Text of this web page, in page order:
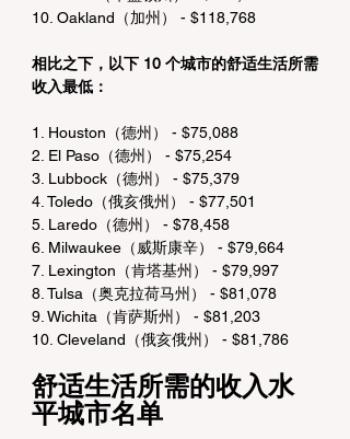
10. Oakland（加州） - $118,768
相比之下，以下 10 个城市的舒适生活所需
收入最低：
1. Houston（德州） - $75,088
2. El Paso（德州） - $75,254
3. Lubbock（德州） - $75,379
4. Toledo（俄亥俄州） - $77,501
5. Laredo（德州） - $78,458
6. Milwaukee（威斯康辛） - $79,664
7. Lexington（肯塔基州） - $79,997
8. Tulsa（奥克拉荷马州） - $81,078
9. Wichita（肯萨斯州） - $81,203
10. Cleveland（俄亥俄州） - $81,786
舒适生活所需的收入水
平城市名单